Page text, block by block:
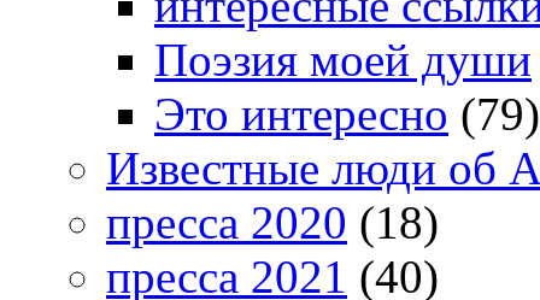
Поэзия моей души
Это интересно (79)
Известные люди об
пресса 2020 (18)
пресса 2021 (40)